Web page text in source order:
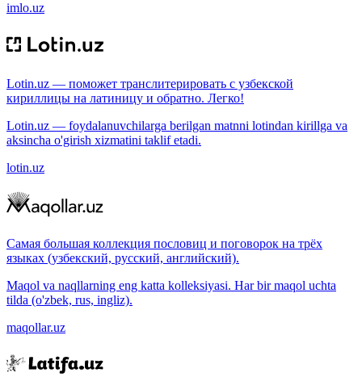
imlo.uz
Lotin.uz — поможет транслитерировать с узбекской
кириллицы на латиницу и обратно. Легко!
Lotin.uz — foydalanuvchilarga berilgan matnni lotindan kirillga va
aksincha o'girish xizmatini taklif etadi.
lotin.uz
Самая большая коллекция пословиц и поговорок на трёх
языках (узбекский, русский, английский).
Maqol va naqllarning eng katta kolleksiyasi. Har bir maqol uchta
tilda (o'zbek, rus, ingliz).
maqollar.uz